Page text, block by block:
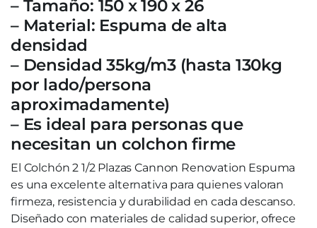
– Tamaño: 150 x 190 x 26
– Material: Espuma de alta
densidad
– Densidad 35kg/m3 (hasta 130kg
por lado/persona
aproximadamente)
– Es ideal para personas que
necesitan un colchon firme
El Colchón 2 1/2 Plazas Cannon Renovation Espuma
es una excelente alternativa para quienes valoran
firmeza, resistencia y durabilidad en cada descanso.
Diseñado con materiales de calidad superior, ofrece